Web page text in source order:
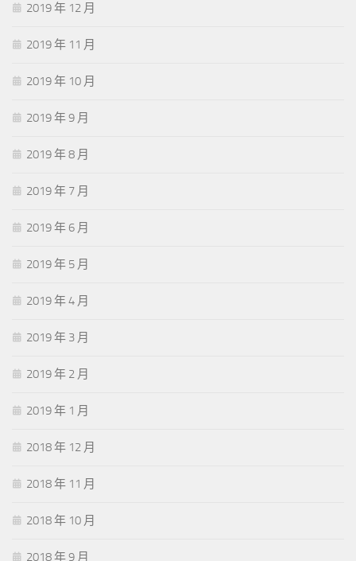
2019 年 12 月
2019 年 11 月
2019 年 10 月
2019 年 9 月
2019 年 8 月
2019 年 7 月
2019 年 6 月
2019 年 5 月
2019 年 4 月
2019 年 3 月
2019 年 2 月
2019 年 1 月
2018 年 12 月
2018 年 11 月
2018 年 10 月
2018 年 9 月